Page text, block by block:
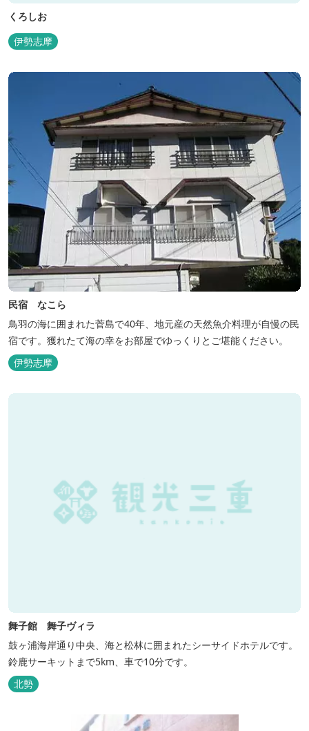
くろしお
伊勢志摩
民宿 なこら
鳥羽の海に囲まれた菅島で40年、地元産の天然魚介料理が自慢の民
宿です。獲れたて海の幸をお部屋でゆっくりとご堪能ください。
伊勢志摩
舞子館 舞子ヴィラ
鼓ヶ浦海岸通り中央、海と松林に囲まれたシーサイドホテルです。
鈴鹿サーキットまで5km、車で10分です。
北勢